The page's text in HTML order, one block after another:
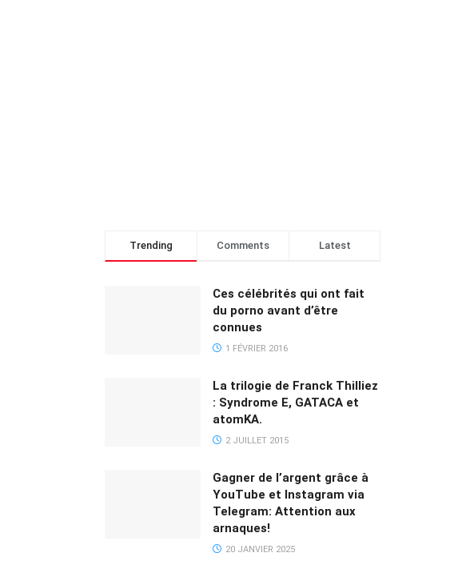
Trending Comments Latest
Ces célébrités qui ont fait
du porno avant d’être
connues
1 FÉVRIER 2016
La trilogie de Franck Thilliez
: Syndrome E, GATACA et
atomKA.
2 JUILLET 2015
Gagner de l’argent grâce à
YouTube et Instagram via
Telegram: Attention aux
arnaques!
20 JANVIER 2025